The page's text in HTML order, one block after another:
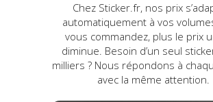
Chez Sticker.fr, nos prix
automatiquement à vos
vous commandez, plus le prix
diminue. Besoin d’un seul
milliers ? Nous répondons à
avec la même attention.